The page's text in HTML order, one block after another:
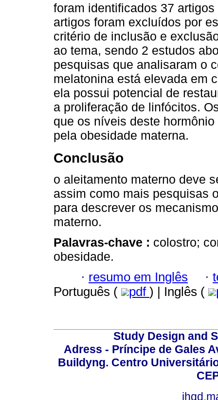
foram identificados 37
artigos foram excluídos por
critério de inclusão e
ao tema, sendo 2 estudos
pesquisas que analisaram o
melatonina está elevada em
ela possui potencial de
a proliferação de linfócitos.
que os níveis deste
pela obesidade materna.
Conclusão
o aleitamento materno deve
assim como mais pesquisas
para descrever os
materno.
Palavras-chave : colostro;
obesidade.
· resumo em Inglês ·
Português (
pdf ) | Inglês (
Study Design and
Adress - Príncipe de Gales
Buildyng. Centro